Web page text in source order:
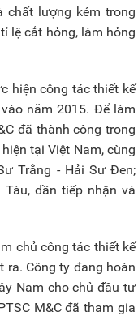
chất lượng kém trong
lệ cắt hỏng, làm hỏng
hiện công tác thiết kế
năm 2015. Để làm
đã thành công trong
tại Việt Nam, cùng
Trắng - Hải Sư Đen;
dần tiếp nhận và
chủ công tác thiết kế
Công ty đang hoàn
Nam cho chủ đầu tư
M&C đã tham gia